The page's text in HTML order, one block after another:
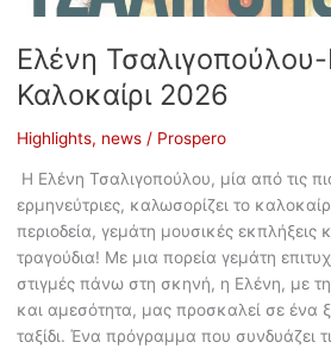
Ελένη
Καλοκαίρι 2026
Highlights, news/ Prospero
Η Ελένη Τσαλιγοπούλου, μία από τις
ερμηνεύτριες, καλωσορίζει το
περιοδεία, γεμάτη μουσικές εκπλήξεις
τραγούδια! Με μια πορεία γεμάτη
στιγμές πάνω στη σκηνή, η Ελένη, με τη
και αμεσότητα, μας προσκαλεί σε ένα
ταξίδι. Ένα πρόγραμμα που συνδυάζει